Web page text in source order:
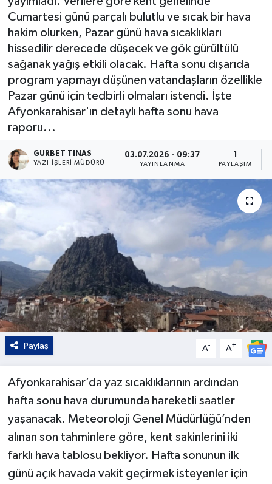
Cumartesi günü parçalı bulutlu ve sıcak bir hava
hakim olurken, Pazar günü hava sıcaklıkları
hissedilir derecede düşecek ve gök gürültülü
sağanak yağış etkili olacak. Hafta sonu dışarıda
program yapmayı düşünen vatandaşların özellikle
Pazar günü için tedbirli olmaları istendi. İşte
Afyonkarahisar'ın detaylı hafta sonu hava
raporu...
GURBET TINAS
YAZI İŞLERI MÜDÜRÜ
03.07.2026 - 09:37
YAYINLANMA PAYLAŞIM
Paylaş A- A+
Afyonkarahisar’da yaz sıcaklıklarının ardından
hafta sonu hava durumunda hareketli saatler
yaşanacak. Meteoroloji Genel Müdürlüğü’nden
alınan son tahminlere göre, kent sakinlerini iki
farklı hava tablosu bekliyor. Hafta sonunun ilk
günü açık havada vakit geçirmek isteyenler için
Teknoloji
Kültür - Sanat
Yaşam
Haber Arşivi